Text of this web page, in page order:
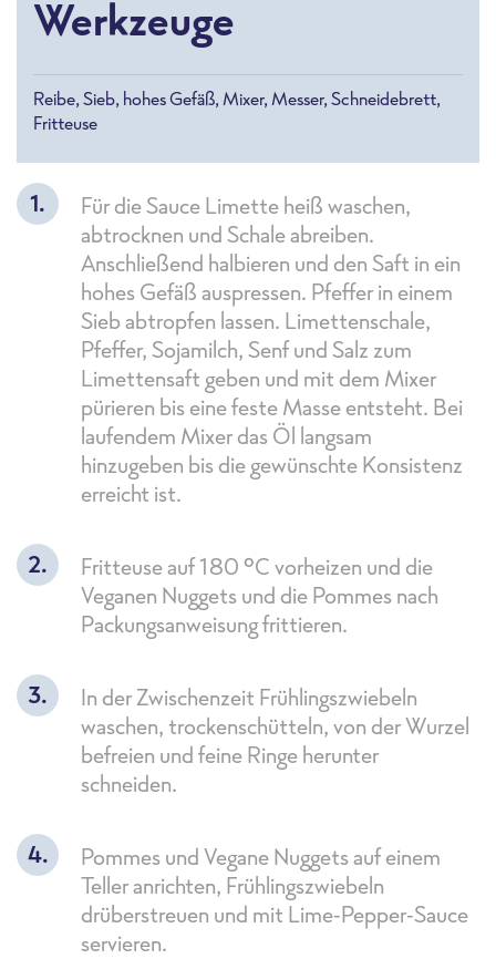
Werkzeuge
Reibe, Sieb, hohes Gefäß, Mixer, Messer, Schneidebrett,
Fritteuse
Für die Sauce Limette heiß waschen,
abtrocknen und Schale abreiben.
Anschließend halbieren und den Saft in ein
hohes Gefäß auspressen. Pfeffer in einem
Sieb abtropfen lassen. Limettenschale,
Pfeffer, Sojamilch, Senf und Salz zum
Limettensaft geben und mit dem Mixer
pürieren bis eine feste Masse entsteht. Bei
laufendem Mixer das Öl langsam
hinzugeben bis die gewünschte Konsistenz
erreicht ist.
Fritteuse auf 180 °C vorheizen und die
Veganen Nuggets und die Pommes nach
Packungsanweisung frittieren.
In der Zwischenzeit Frühlingszwiebeln
waschen, trockenschütteln, von der Wurzel
befreien und feine Ringe herunter
schneiden.
Pommes und Vegane Nuggets auf einem
Teller anrichten, Frühlingszwiebeln
drüberstreuen und mit Lime-Pepper-Sauce
servieren.